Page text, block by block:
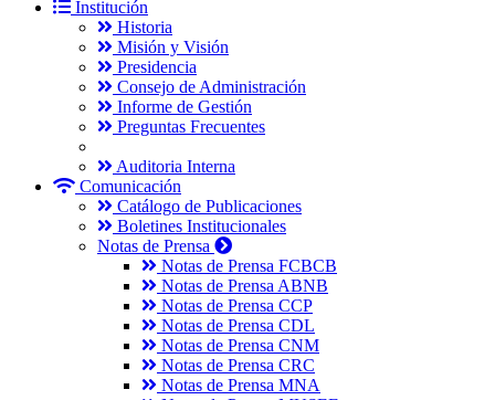
Institución
Historia
Misión y Visión
Presidencia
Consejo de Administración
Informe de Gestión
Preguntas Frecuentes
Auditoria Interna
Comunicación
Catálogo de Publicaciones
Boletines Institucionales
Notas de Prensa
Notas de Prensa FCBCB
Notas de Prensa ABNB
Notas de Prensa CCP
Notas de Prensa CDL
Notas de Prensa CNM
Notas de Prensa CRC
Notas de Prensa MNA